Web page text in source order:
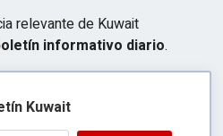
relevante de Kuwait
informativo diario.
Kuwait